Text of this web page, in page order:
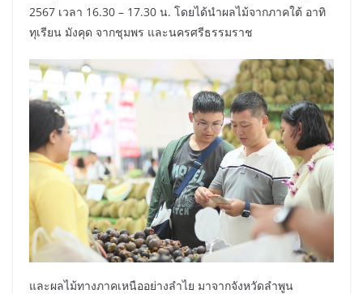
2567 เวลา 16.30 – 17.30 น. โดยได้นำผลไม้จากภาคใต้ อาทิ
ทุเรียน มังคุด จากชุมพร และนครศรีธรรมราช
และผลไม้ทางภาคเหนืออย่างลำไย มาจากจังหวัดลำพูน